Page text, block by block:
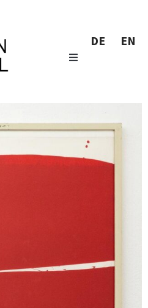
DE EN